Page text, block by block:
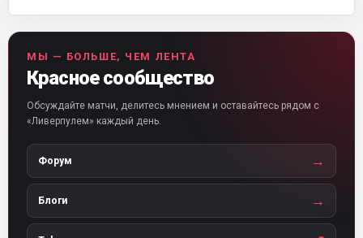
МЫ — БОЛЬШЕ, ЧЕМ ЛЕНТА
Красное сообщество
Обсуждайте матчи, делитесь мнением и оставайтесь рядом с
«Ливерпулем» каждый день.
Форум →
Блоги →